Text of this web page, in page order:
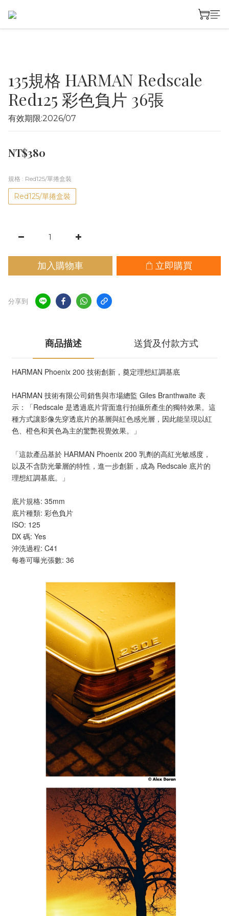
135規格 HARMAN Redscale
Red125 彩色負片 36張
有效期限:2026/07
NT$380
規格 : Red125/單捲盒裝
Red125/單捲盒裝
加入購物車 立即購買
分享到
商品描述 送貨及付款方式
HARMAN Phoenix 200 技術創新，奠定理想紅調基底
HARMAN 技術有限公司銷售與市場總監 Giles Branthwaite 表
示：「Redscale 是透過底片背面進行拍攝所產生的獨特效果。這
種方式讓影像先穿透底片的基層與紅色感光層，因此能呈現以紅
色、橙色和黃色為主的驚艷視覺效果。」
「這款產品基於 HARMAN Phoenix 200 乳劑的高紅光敏感度，
以及不含防光暈層的特性，進一步創新，成為 Redscale 底片的
理想紅調基底。」
底片規格: 35mm
底片種類: 彩色負片
ISO: 125
DX 碼: Yes
沖洗過程: C41
每卷可曝光張數: 36